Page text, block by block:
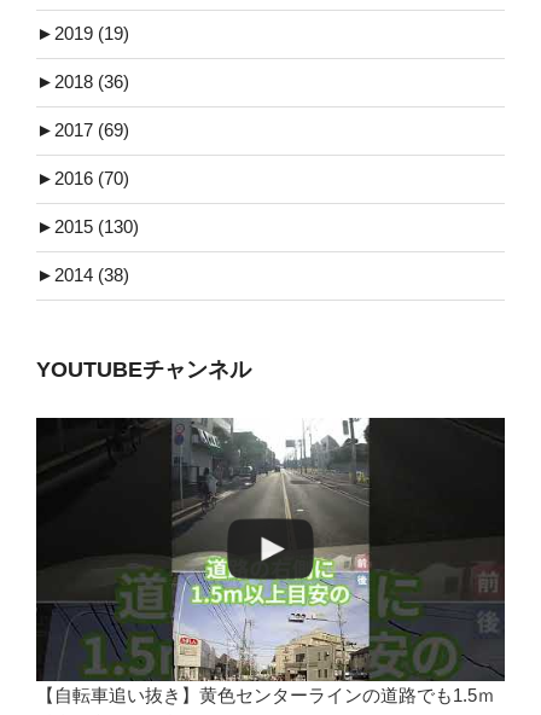
►2019 (19)
►2018 (36)
►2017 (69)
►2016 (70)
►2015 (130)
►2014 (38)
YOUTUBEチャンネル
【自転車追い抜き】黄色センターラインの道路でも1.5ｍ